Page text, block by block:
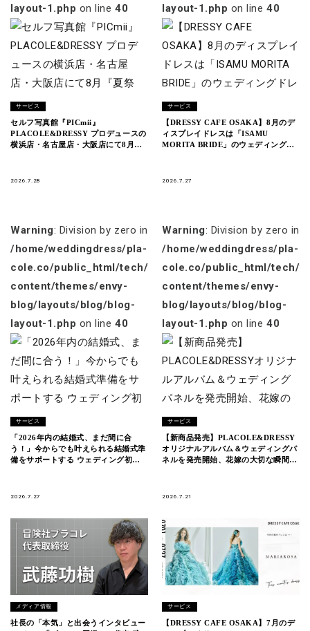
layout-1.php on line40
サービス
セルフ写真館『PICmii』
PLACOLE&DRESSY プロデュースの
横浜店・名古屋店・大阪店にて8月
2026.7.28
layout-1.php on line40
サービス
【DRESSY CAFE OSAKA】8月のデ
ィスプレイドレスは「ISAMU
MORITA BRIDE」のウェディングド
2026.7.27
Warning: Division by zero in
/home/weddingdress/pla-
cole.co/public_html/tech/wp-
content/themes/envy-
blog/layouts/blog/blog-
layout-1.php on line40
サービス
「2026年内の結婚式、まだ間に合
う！」今からでも叶えられる結婚式準
備をサポートする ウェディング初体
2026.7.27
Warning: Division by zero in
/home/weddingdress/pla-
cole.co/public_html/tech/
content/themes/envy-
blog/layouts/blog/blog-
layout-1.php on line40
サービス
【新商品発売】PLACOLE&DRESSY
オリジナルアルバム＆ウェディングパ
ネルを発売開始、花嫁の大切な瞬間を
2026.7.21
メディア情報
社長の「本気」と出会うインタビュー
サービス
【DRESSY CAFE OSAKA】7月のデ